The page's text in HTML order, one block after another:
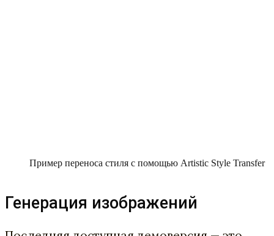
Пример переноса стиля с помощью Artistic Style Transfer
Генерация изображений